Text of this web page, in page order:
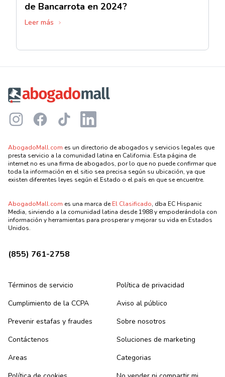
de Bancarrota en 2024?
Leer más
InstagramFacebookTikTok LinkedIn
AbogadoMall.com es un directorio de abogados y servicios legales que
presta servicio a la comunidad latina en California. Esta página de
internet no es una firma de abogados, por lo que no puede confirmar que
toda la información en el sitio sea precisa según su ubicación, ya que
existen diferentes leyes según el Estado o el país en que se encuentre.
AbogadoMall.com es una marca deEl Clasificado, dba EC Hispanic
Media, sirviendo a la comunidad latina desde 1988 y empoderándola con
información y herramientas para prosperar y mejorar su vida en Estados
Unidos.
(855) 761-2758
Términos de servicio
Política de privacidad
Cumplimiento de la CCPA
Aviso al público
Prevenir estafas y fraudes
Sobre nosotros
Contáctenos
Soluciones de marketing
Areas
Categorias